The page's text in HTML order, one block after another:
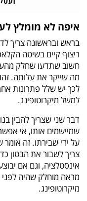
איפה לא מומלץ
בראש ובראשונה צריך
ריצוף קיים בשיטה
חשוב שתדעו שחלק
מה שייקר את עלותה.
לכך יש שלל פתרונות
למשל מיקרוטופינג.
דבר שני שצריך להבין
שמיישמים אותו, אי
על ידי שבירתו. זה
צריך לשבור את הבטון
אינסטלציה, וגם אם
מראה מוחלק שהיה
מיקרוטופינג.